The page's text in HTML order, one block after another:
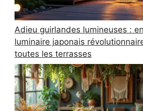
Adieu guirlandes lumineuses :
luminaire japonais
toutes les terrasses